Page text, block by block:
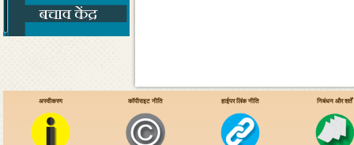
अस्वीकरण कॉपीराइट नीति हाईपर लिंक नीति निबंधन और शर्तें